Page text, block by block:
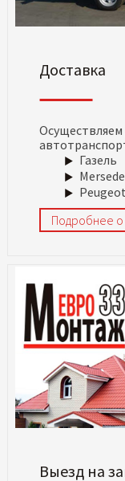
Доставка
Газель
Подробнее о
Выезд на